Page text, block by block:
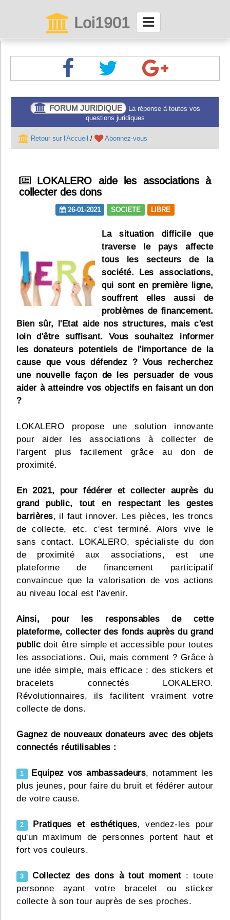
Loi1901
Abonnez-vous à LettrAsso
Menu général
ServiceAsso
Partager
VieAsso
Divers
Abo Lettrasso
Désabo Lettrasso
Nous contacter
FORUM JURIDIQUE La réponse à toutes vos
questions juridiques
Retour sur l'Accueil / Abonnez-vous
LOKALERO aide les associations à
collecter des dons
26-01-2021 SOCIETE LIBRE
La situation difficile que
traverse le pays affecte
tous les secteurs de la
société. Les associations,
qui sont en première ligne,
souffrent elles aussi de
problèmes de financement.
Bien sûr, l'Etat aide nos structures, mais c'est
loin d'être suffisant. Vous souhaitez informer
les donateurs potentiels de l'importance de la
cause que vous défendez ? Vous recherchez
une nouvelle façon de les persuader de vous
aider à atteindre vos objectifs en faisant un don
?
LOKALERO propose une solution innovante
pour aider les associations à collecter de
l'argent plus facilement grâce au don de
proximité.
En 2021, pour fédérer et collecter auprès du
grand public, tout en respectant les gestes
barrières, il faut innover. Les pièces, les troncs
de collecte, etc. c'est terminé. Alors vive le
sans contact. LOKALERO, spécialiste du don
de proximité aux associations, est une
plateforme de financement participatif
convaincue que la valorisation de vos actions
au niveau local est l'avenir.
Ainsi, pour les responsables de cette
plateforme, collecter des fonds auprès du grand
public doit être simple et accessible pour toutes
les associations. Oui, mais comment ? Grâce à
une idée simple, mais efficace : des stickers et
bracelets connectés LOKALERO.
Révolutionnaires, ils facilitent vraiment votre
collecte de dons.
Gagnez de nouveaux donateurs avec des objets
connectés réutilisables :
1 Equipez vos ambassadeurs, notamment les
plus jeunes, pour faire du bruit et fédérer autour
de votre cause.
2 Pratiques et esthétiques, vendez-les pour
qu'un maximum de personnes portent haut et
fort vos couleurs.
3 Collectez des dons à tout moment: toute
personne ayant votre bracelet ou sticker
collecte à son tour auprès de ses proches.